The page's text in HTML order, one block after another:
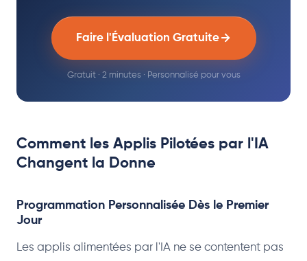
Faire l'Évaluation Gratuite
Gratuit · 2 minutes · Personnalisé pour vous
Comment les Applis Pilotées par l'IA
Changent la Donne
Programmation Personnalisée Dès le Premier
Jour
Les applis alimentées par l'IA ne se contentent pas